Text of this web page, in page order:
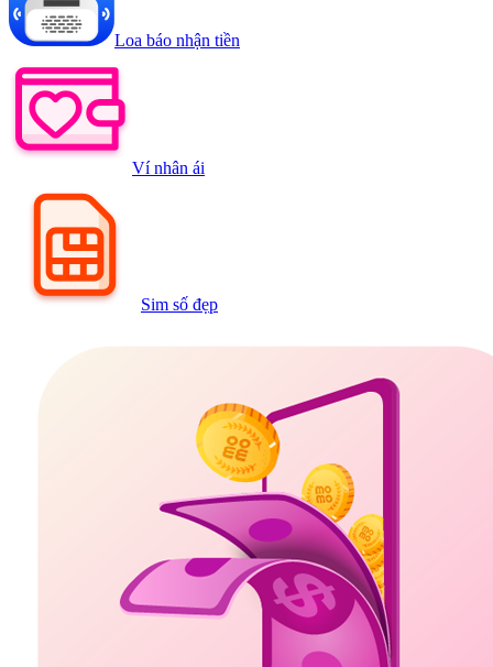
Loa báo nhận tiền
Ví nhân ái
Sim số đẹp